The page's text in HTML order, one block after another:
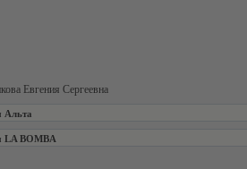
Евгения Сергеевна
Альта
LA BOMBA